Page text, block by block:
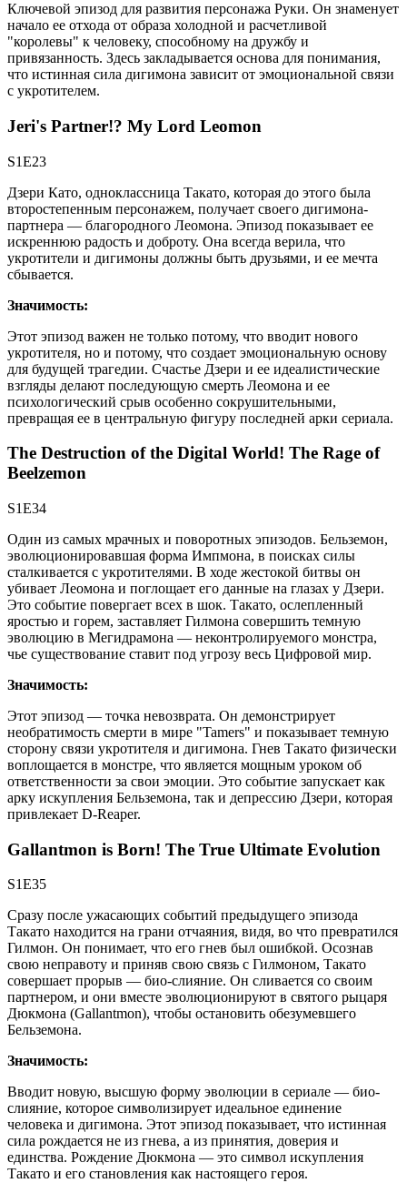
Ключевой эпизод для развития персонажа Руки. Он знаменует
начало ее отхода от образа холодной и расчетливой
"королевы" к человеку, способному на дружбу и
привязанность. Здесь закладывается основа для понимания,
что истинная сила дигимона зависит от эмоциональной связи
с укротителем.
Jeri's Partner!? My Lord Leomon
S1E23
Дзери Като, одноклассница Такато, которая до этого была
второстепенным персонажем, получает своего дигимона-
партнера — благородного Леомона. Эпизод показывает ее
искреннюю радость и доброту. Она всегда верила, что
укротители и дигимоны должны быть друзьями, и ее мечта
сбывается.
Значимость:
Этот эпизод важен не только потому, что вводит нового
укротителя, но и потому, что создает эмоциональную основу
для будущей трагедии. Счастье Дзери и ее идеалистические
взгляды делают последующую смерть Леомона и ее
психологический срыв особенно сокрушительными,
превращая ее в центральную фигуру последней арки сериала.
The Destruction of the Digital World! The Rage of
Beelzemon
S1E34
Один из самых мрачных и поворотных эпизодов. Бельземон,
эволюционировавшая форма Импмона, в поисках силы
сталкивается с укротителями. В ходе жестокой битвы он
убивает Леомона и поглощает его данные на глазах у Дзери.
Это событие повергает всех в шок. Такато, ослепленный
яростью и горем, заставляет Гилмона совершить темную
эволюцию в Мегидрамона — неконтролируемого монстра,
чье существование ставит под угрозу весь Цифровой мир.
Значимость:
Этот эпизод — точка невозврата. Он демонстрирует
необратимость смерти в мире "Tamers" и показывает темную
сторону связи укротителя и дигимона. Гнев Такато физически
воплощается в монстре, что является мощным уроком об
ответственности за свои эмоции. Это событие запускает как
арку искупления Бельземона, так и депрессию Дзери, которая
привлекает D-Reaper.
Gallantmon is Born! The True Ultimate Evolution
S1E35
Сразу после ужасающих событий предыдущего эпизода
Такато находится на грани отчаяния, видя, во что превратился
Гилмон. Он понимает, что его гнев был ошибкой. Осознав
свою неправоту и приняв свою связь с Гилмоном, Такато
совершает прорыв — био-слияние. Он сливается со своим
партнером, и они вместе эволюционируют в святого рыцаря
Дюкмона (Gallantmon), чтобы остановить обезумевшего
Бельземона.
Значимость:
Вводит новую, высшую форму эволюции в сериале — био-
слияние, которое символизирует идеальное единение
человека и дигимона. Этот эпизод показывает, что истинная
сила рождается не из гнева, а из принятия, доверия и
единства. Рождение Дюкмона — это символ искупления
Такато и его становления как настоящего героя.